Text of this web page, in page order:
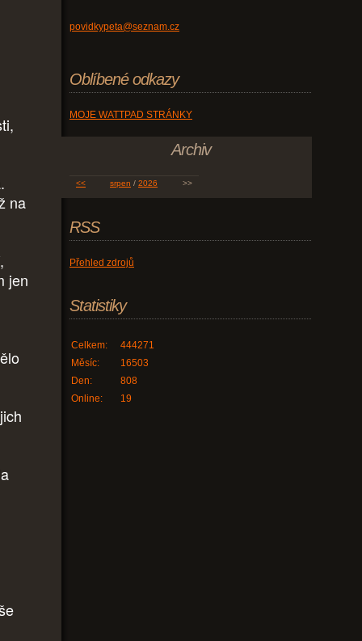
na
jen
povidkypeta@seznam.cz
Oblíbené odkazy
MOJE WATTPAD STRÁNKY
Archiv
<< srpen / 2026 >>
RSS
Přehled zdrojů
Statistiky
Online: 19
Celkem:
444271
Měsíc:
16503
Den:
808